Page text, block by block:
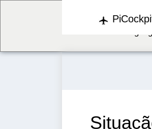
We've